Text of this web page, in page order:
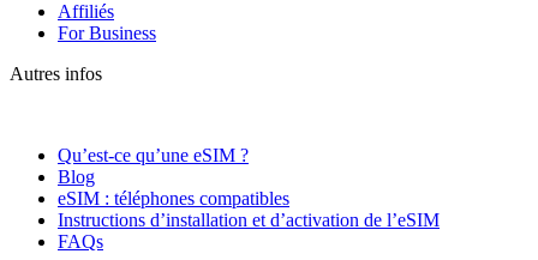
Affiliés
For Business
Autres infos
Qu’est-ce qu’une eSIM ?
Blog
eSIM : téléphones compatibles
Instructions d’installation et d’activation de l’eSIM
FAQs